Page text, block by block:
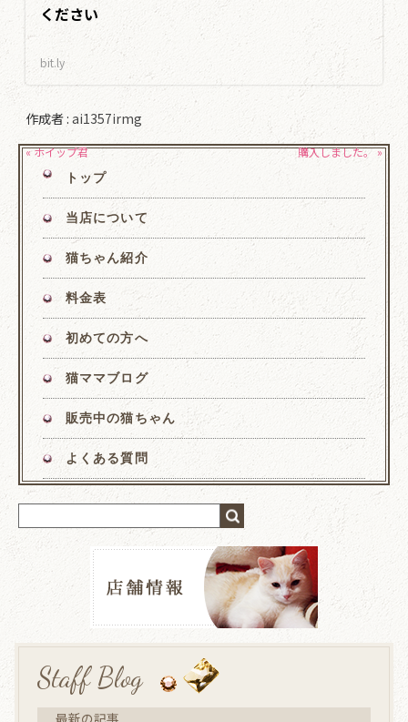
ください
bit.ly
作成者 :ai1357irmg
« ホイップ君 購入しました。 »
トップ
当店について
猫ちゃん紹介
料金表
初めての方へ
猫ママブログ
販売中の猫ちゃん
よくある質問
Staff Blog